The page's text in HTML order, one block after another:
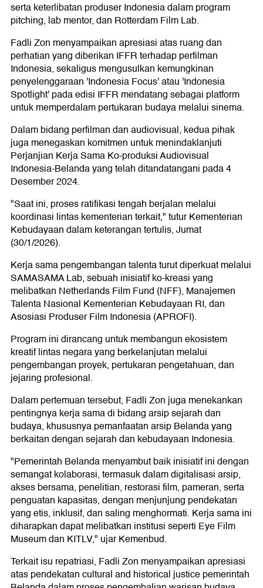
serta keterlibatan produser Indonesia dalam program
pitching, lab mentor, dan Rotterdam Film Lab.
Fadli Zon menyampaikan apresiasi atas ruang dan
perhatian yang diberikan IFFR terhadap perfilman
Indonesia, sekaligus mengusulkan kemungkinan
penyelenggaraan 'Indonesia Focus' atau 'Indonesia
Spotlight' pada edisi IFFR mendatang sebagai platform
untuk memperdalam pertukaran budaya melalui sinema.
Dalam bidang perfilman dan audiovisual, kedua pihak
juga menegaskan komitmen untuk menindaklanjuti
Perjanjian Kerja Sama Ko-produksi Audiovisual
Indonesia-Belanda yang telah ditandatangani pada 4
Desember 2024.
"Saat ini, proses ratifikasi tengah berjalan melalui
koordinasi lintas kementerian terkait," tutur Kementerian
Kebudayaan dalam keterangan tertulis, Jumat
(30/1/2026).
Kerja sama pengembangan talenta turut diperkuat melalui
SAMASAMA Lab, sebuah inisiatif ko-kreasi yang
melibatkan Netherlands Film Fund (NFF), Manajemen
Talenta Nasional Kementerian Kebudayaan RI, dan
Asosiasi Produser Film Indonesia (APROFI).
Program ini dirancang untuk membangun ekosistem
kreatif lintas negara yang berkelanjutan melalui
pengembangan proyek, pertukaran pengetahuan, dan
jejaring profesional.
Dalam pertemuan tersebut, Fadli Zon juga menekankan
pentingnya kerja sama di bidang arsip sejarah dan
budaya, khususnya pemanfaatan arsip Belanda yang
berkaitan dengan sejarah dan kebudayaan Indonesia.
"Pemerintah Belanda menyambut baik inisiatif ini dengan
semangat kolaborasi, termasuk dalam digitalisasi arsip,
akses bersama, penelitian, restorasi film, pameran, serta
penguatan kapasitas, dengan menjunjung pendekatan
yang etis, inklusif, dan saling menghormati. Kerja sama ini
diharapkan dapat melibatkan institusi seperti Eye Film
Museum dan KITLV," ujar Kemenbud.
Terkait isu repatriasi, Fadli Zon menyampaikan apresiasi
atas pendekatan cultural and historical justice pemerintah